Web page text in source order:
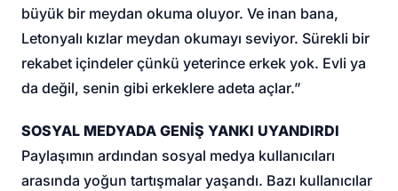
büyük bir meydan okuma oluyor. Ve inan bana,
Letonyalı kızlar meydan okumayı seviyor. Sürekli bir
rekabet içindeler çünkü yeterince erkek yok. Evli ya
da değil, senin gibi erkeklere adeta açlar.”
SOSYAL MEDYADA GENİŞ YANKI UYANDIRDI
Paylaşımın ardından sosyal medya kullanıcıları
arasında yoğun tartışmalar yaşandı. Bazı kullanıcılar